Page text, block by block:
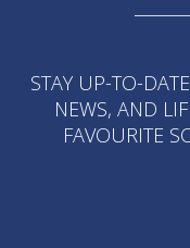
STAY UP-TO-
NEWS, AND
FAVOURITE